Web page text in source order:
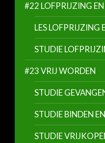
#22 LOFPRIJZING
LES LOFPRIJZING
STUDIE
#23 VRIJ WORDEN
STUDIE
STUDIE BINDEN
STUDIE